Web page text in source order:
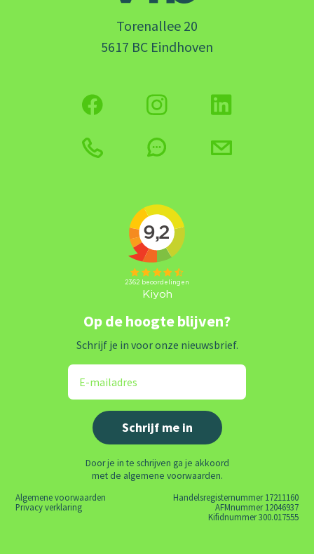
Torenallee 20
5617 BC Eindhoven
Op de hoogte blijven?
Schrijf je in voor onze nieuwsbrief.
Door je in te schrijven ga je akkoord
met de algemene voorwaarden.
Algemene voorwaarden
Privacy verklaring
Handelsregisternummer 17211160
AFMnummer 12046937
Kifidnummer 300.017555